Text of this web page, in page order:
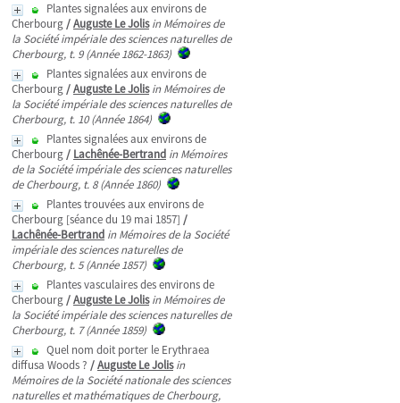
Plantes signalées aux environs de
Cherbourg/Auguste Le Jolis in Mémoires de
la Société impériale des sciences naturelles de
Cherbourg, t. 9 (Année 1862-1863)
Plantes signalées aux environs de
Cherbourg/Auguste Le Jolis in Mémoires de
la Société impériale des sciences naturelles de
Cherbourg, t. 10 (Année 1864)
Plantes signalées aux environs de
Cherbourg/ Lachênée-Bertrand in Mémoires
de la Société impériale des sciences naturelles
de Cherbourg, t. 8 (Année 1860)
Plantes trouvées aux environs de
Cherbourg [séance du 19 mai 1857] /
Lachênée-Bertrand in Mémoires de la Société
impériale des sciences naturelles de
Cherbourg, t. 5 (Année 1857)
Plantes vasculaires des environs de
Cherbourg/Auguste Le Jolis in Mémoires de
la Société impériale des sciences naturelles de
Cherbourg, t. 7 (Année 1859)
Quel nom doit porter le Erythraea
diffusa Woods ? /Auguste Le Jolis in
Mémoires de la Société nationale des sciences
naturelles et mathématiques de Cherbourg,